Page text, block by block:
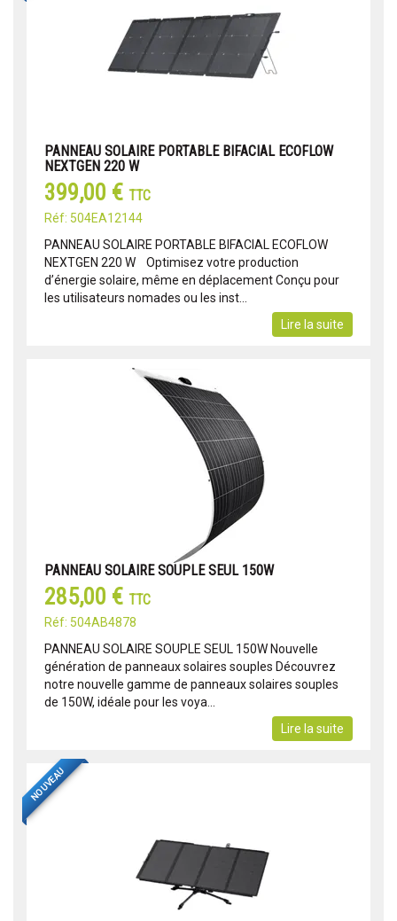
PANNEAU SOLAIRE PORTABLE BIFACIAL ECOFLOW
NEXTGEN 220 W
399,00 € TTC
Réf: 504EA12144
PANNEAU SOLAIRE PORTABLE BIFACIAL ECOFLOW
NEXTGEN 220 W Optimisez votre production
d’énergie solaire, même en déplacement Conçu pour
les utilisateurs nomades ou les inst...
Lire la suite
PANNEAU SOLAIRE SOUPLE SEUL 150W
285,00 € TTC
Réf: 504AB4878
PANNEAU SOLAIRE SOUPLE SEUL 150W Nouvelle
génération de panneaux solaires souples Découvrez
notre nouvelle gamme de panneaux solaires souples
de 150W, idéale pour les voya...
Lire la suite
NOUVEAU